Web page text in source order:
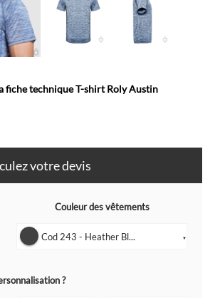
fiche technique T-shirt Roly Austin
votre devis
Couleur des vêtements
Cod 243 - Heather Bl... ▼
?